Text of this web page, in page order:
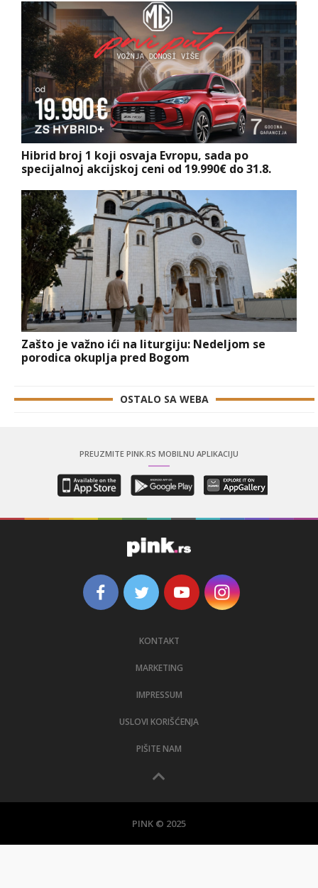
Hibrid broj 1 koji osvaja Evropu, sada po
specijalnoj akcijskoj ceni od 19.990€ do 31.8.
Zašto je važno ići na liturgiju: Nedeljom se
porodica okuplja pred Bogom
OSTALO SA WEBA
PREUZMITE PINK.RS MOBILNU APLIKACIJU
KONTAKT
MARKETING
IMPRESSUM
USLOVI KORIŠĆENJA
PIŠITE NAM
PINK © 2025